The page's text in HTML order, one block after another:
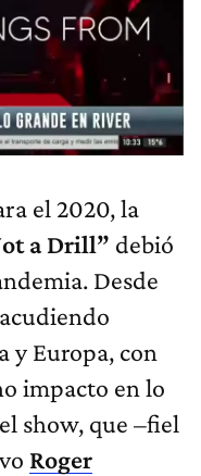
el 2020, la
a Drill” debió
Desde
y Europa, con
impacto en lo
show, que –fiel
Roger